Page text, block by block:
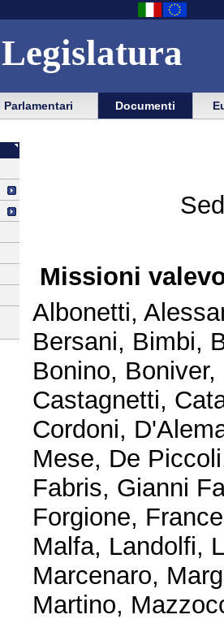
Parlamentari Documenti
Missioni
Albonetti,
Bersani, Bimbi,
Bonino,
Castagnetti,
Cordoni,
Mese, De
Fabris, Gianni
Forgione,
Malfa, Landolfi,
Marcenaro,
Martino,